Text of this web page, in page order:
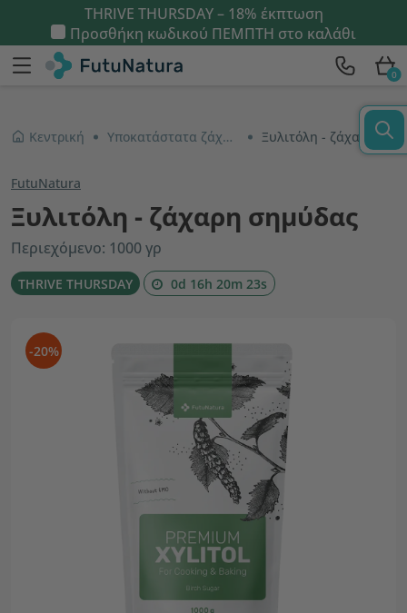
THRIVE THURSDAY – 18% έκπτωση
Προσθήκη κωδικού ΠΕΜΠΤΗ στο καλάθι
0
Κεντρική Υποκατάστατα ζάχαρης Ξυλιτόλη - ζάχαρη σημύδας
FutuNatura
Ξυλιτόλη - ζάχαρη σημύδας
Περιεχόμενο: 1000 γρ
THRIVE THURSDAY 0d 16h 20m 22s
-20%